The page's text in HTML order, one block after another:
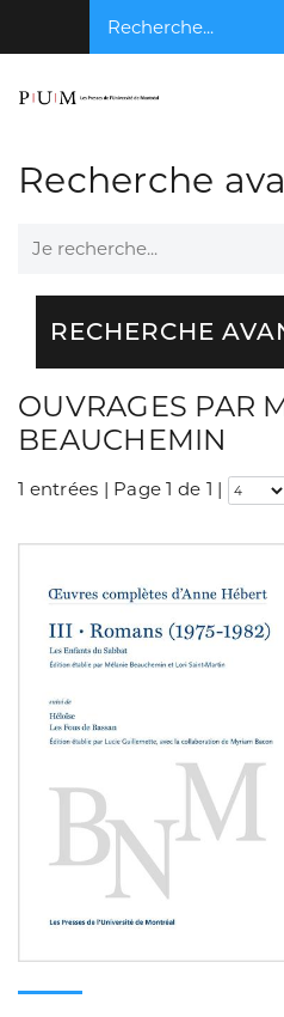
Recherche...
Recherche
Je recherche...
RECHERCHE
OUVRAGES PAR
BEAUCHEMIN
1 entrées | Page 1 de 1 |